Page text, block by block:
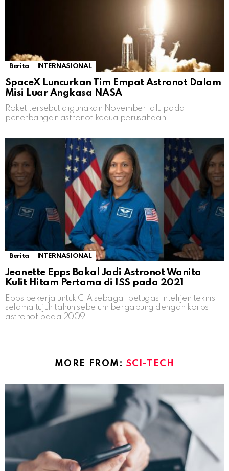
Berita INTERNASIONAL
SpaceX Luncurkan Tim Empat Astronot Dalam
Misi Luar Angkasa NASA
Roket tersebut digunakan November lalu pada
penerbangan astronot kedua perusahaan
Berita INTERNASIONAL
Jeanette Epps Bakal Jadi Astronot Wanita
Kulit Hitam Pertama di ISS pada 2021
Epps bekerja untuk CIA sebagai petugas intelijen teknis
selama tujuh tahun sebelum bergabung dengan korps
astronot pada 2009.
MORE FROM: SCI-TECH